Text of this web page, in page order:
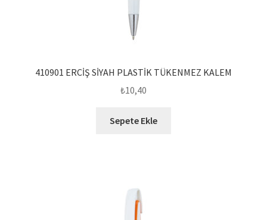
410901 ERCİŞ SİYAH PLASTİK TÜKENMEZ KALEM
₺10,40
Sepete Ekle